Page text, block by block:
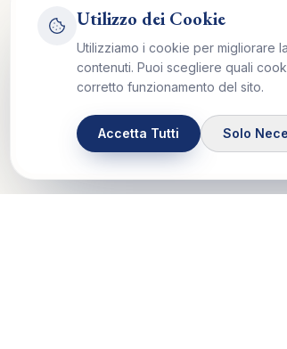
Utilizzo dei Cookie
Utilizziamo i cookie per migliorare
contenuti. Puoi scegliere quali
corretto funzionamento del sito.
Accetta Tutti Solo